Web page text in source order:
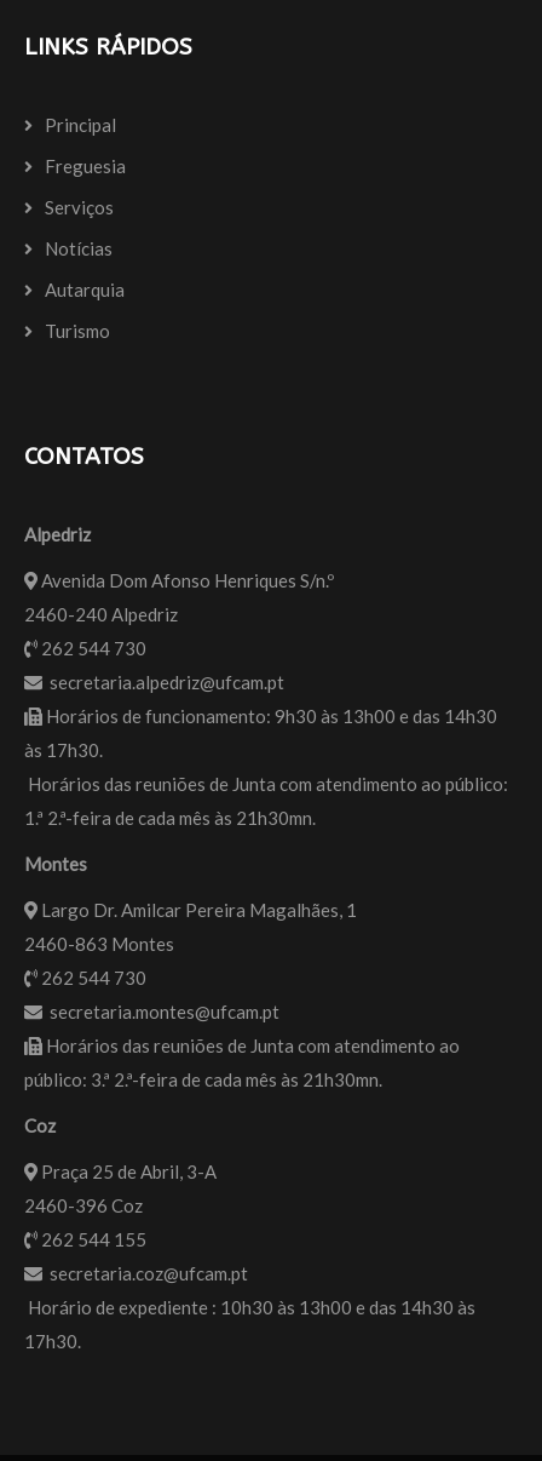
LINKS RÁPIDOS
Principal
Freguesia
Serviços
Notícias
Autarquia
Turismo
CONTATOS
Alpedriz
Avenida Dom Afonso Henriques S/n.º
2460-240 Alpedriz
262 544 730
secretaria.alpedriz@ufcam.pt
Horários de funcionamento: 9h30 às 13h00 e das 14h30
às 17h30.
Horários das reuniões de Junta com atendimento ao público:
1.ª 2.ª-feira de cada mês às 21h30mn.
Montes
Largo Dr. Amilcar Pereira Magalhães, 1
2460-863 Montes
262 544 730
secretaria.montes@ufcam.pt
Horários das reuniões de Junta com atendimento ao
público: 3.ª 2.ª-feira de cada mês às 21h30mn.
Coz
Praça 25 de Abril, 3-A
2460-396 Coz
262 544 155
secretaria.coz@ufcam.pt
Horário de expediente : 10h30 às 13h00 e das 14h30 às
17h30.